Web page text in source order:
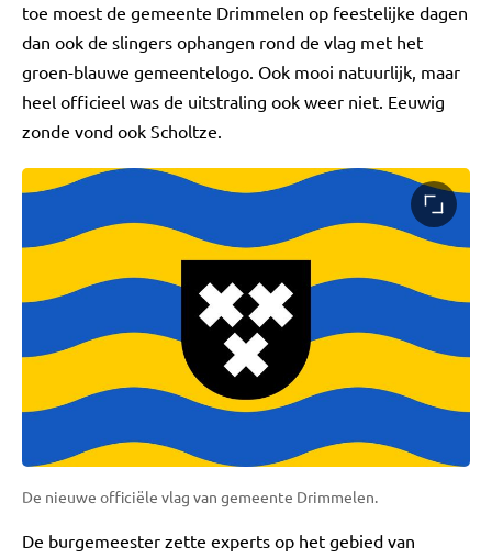
toe moest de gemeente Drimmelen op feestelijke dagen
dan ook de slingers ophangen rond de vlag met het
groen-blauwe gemeentelogo. Ook mooi natuurlijk, maar
heel officieel was de uitstraling ook weer niet. Eeuwig
zonde vond ook Scholtze.
De nieuwe officiële vlag van gemeente Drimmelen.
De burgemeester zette experts op het gebied van